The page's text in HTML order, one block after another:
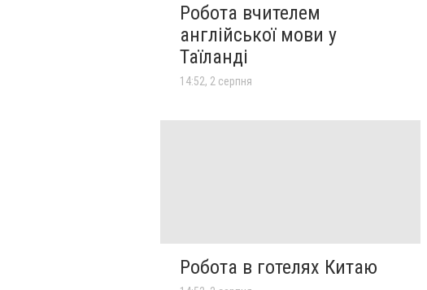
Робота вчителем
англійської мови у
Таїланді
14:52, 2 серпня
Робота в готелях Китаю